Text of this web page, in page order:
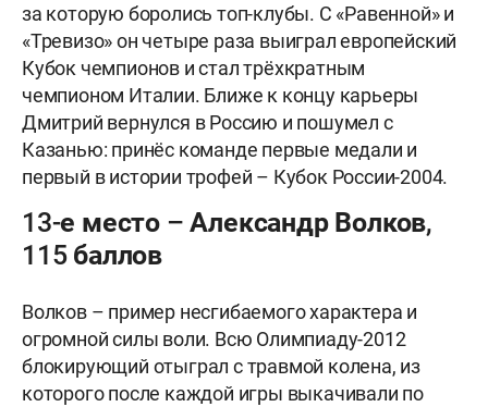
за которую боролись топ-клубы. С «Равенной» и
«Тревизо» он четыре раза выиграл европейский
Кубок чемпионов и стал трёхкратным
чемпионом Италии. Ближе к концу карьеры
Дмитрий вернулся в Россию и пошумел с
Казанью: принёс команде первые медали и
первый в истории трофей – Кубок России-2004.
13-е место – Александр Волков,
115 баллов
Волков – пример несгибаемого характера и
огромной силы воли. Всю Олимпиаду-2012
блокирующий отыграл с травмой колена, из
которого после каждой игры выкачивали по